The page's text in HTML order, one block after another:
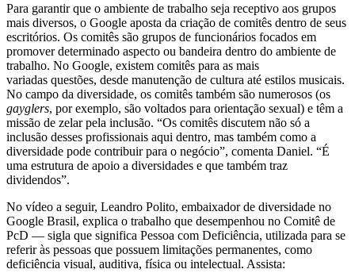
Para garantir que o ambiente de trabalho seja receptivo aos grupos
mais diversos, o Google aposta da criação de comitês dentro de seus
escritórios. Os comitês são grupos de funcionários focados em
promover determinado aspecto ou bandeira dentro do ambiente de
trabalho. No Google, existem comitês para as mais
variadas questões, desde manutenção de cultura até estilos musicais.
No campo da diversidade, os comitês também são numerosos (os
gayglers, por exemplo, são voltados para orientação sexual) e têm a
missão de zelar pela inclusão. “Os comitês discutem não só a
inclusão desses profissionais aqui dentro, mas também como a
diversidade pode contribuir para o negócio”, comenta Daniel. “É
uma estrutura de apoio a diversidades e que também traz
dividendos”.
No vídeo a seguir, Leandro Polito, embaixador de diversidade no
Google Brasil, explica o trabalho que desempenhou no Comitê de
PcD — sigla que significa Pessoa com Deficiência, utilizada para se
referir às pessoas que possuem limitações permanentes, como
deficiência visual, auditiva, física ou intelectual. Assista: